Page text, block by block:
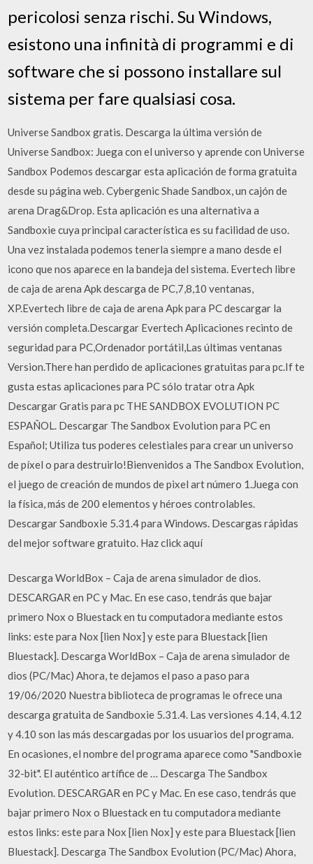
pericolosi senza rischi. Su Windows,
esistono una infinità di programmi e di
software che si possono installare sul
sistema per fare qualsiasi cosa.
Universe Sandbox gratis. Descarga la última versión de
Universe Sandbox: Juega con el universo y aprende con Universe
Sandbox Podemos descargar esta aplicación de forma gratuita
desde su página web. Cybergenic Shade Sandbox, un cajón de
arena Drag&Drop. Esta aplicación es una alternativa a
Sandboxie cuya principal característica es su facilidad de uso.
Una vez instalada podemos tenerla siempre a mano desde el
icono que nos aparece en la bandeja del sistema. Evertech libre
de caja de arena Apk descarga de PC,7,8,10 ventanas,
XP.Evertech libre de caja de arena Apk para PC descargar la
versión completa.Descargar Evertech Aplicaciones recinto de
seguridad para PC,Ordenador portátil,Las últimas ventanas
Version.There han perdido de aplicaciones gratuitas para pc.If te
gusta estas aplicaciones para PC sólo tratar otra Apk
Descargar Gratis para pc THE SANDBOX EVOLUTION PC
ESPAÑOL. Descargar The Sandbox Evolution para PC en
Español; Utiliza tus poderes celestiales para crear un universo
de píxel o para destruirlo!Bienvenidos a The Sandbox Evolution,
el juego de creación de mundos de pixel art número 1.Juega con
la física, más de 200 elementos y héroes controlables.
Descargar Sandboxie 5.31.4 para Windows. Descargas rápidas
del mejor software gratuito. Haz click aquí
Descarga WorldBox – Caja de arena simulador de dios.
DESCARGAR en PC y Mac. En ese caso, tendrás que bajar
primero Nox o Bluestack en tu computadora mediante estos
links: este para Nox [lien Nox] y este para Bluestack [lien
Bluestack]. Descarga WorldBox – Caja de arena simulador de
dios (PC/Mac) Ahora, te dejamos el paso a paso para
19/06/2020 Nuestra biblioteca de programas le ofrece una
descarga gratuita de Sandboxie 5.31.4. Las versiones 4.14, 4.12
y 4.10 son las más descargadas por los usuarios del programa.
En ocasiones, el nombre del programa aparece como "Sandboxie
32-bit". El auténtico artífice de … Descarga The Sandbox
Evolution. DESCARGAR en PC y Mac. En ese caso, tendrás que
bajar primero Nox o Bluestack en tu computadora mediante
estos links: este para Nox [lien Nox] y este para Bluestack [lien
Bluestack]. Descarga The Sandbox Evolution (PC/Mac) Ahora,